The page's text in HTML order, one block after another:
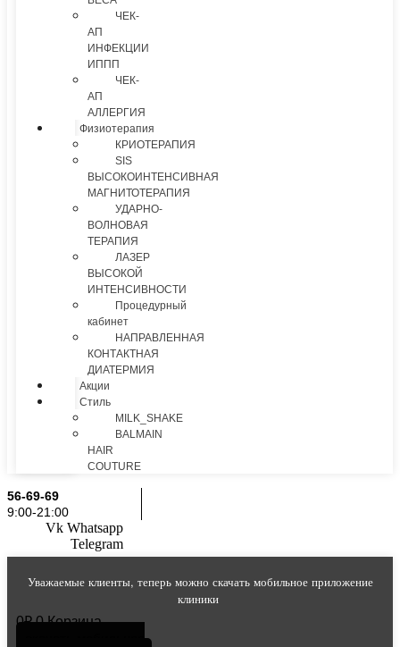
ЧЕК-
АП
ИНФЕКЦИИ
ИППП
ЧЕК-
АП
АЛЛЕРГИЯ
Физиотерапия
КРИОТЕРАПИЯ
SIS
ВЫСОКОИНТЕНСИВНАЯ
МАГНИТОТЕРАПИЯ
УДАРНО-
ВОЛНОВАЯ
ТЕРАПИЯ
ЛАЗЕР
ВЫСОКОЙ
ИНТЕНСИВНОСТИ
Процедурный
кабинет
НАПРАВЛЕННАЯ
КОНТАКТНАЯ
ДИАТЕРМИЯ
Акции
Стиль
MILK_SHAKE
BALMAIN
HAIR
COUTURE
56-69-69
9:00-21:00
Vk Whatsapp
Telegram
Уважаемые клиенты, теперь можно скачать мобильное приложение
клиники
0₽ 0 Корзина